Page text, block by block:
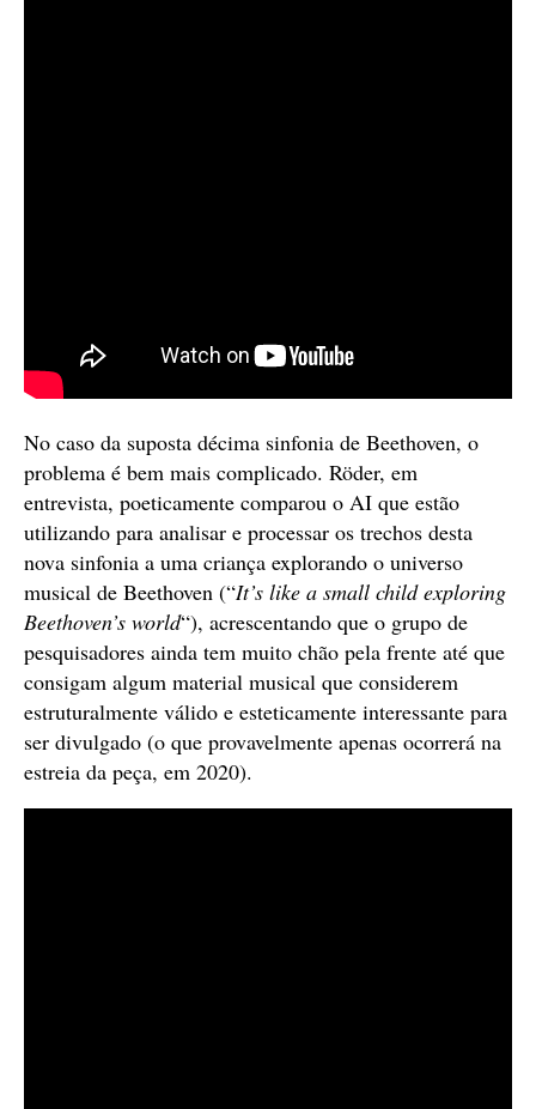
No caso da suposta décima sinfonia de Beethoven, o
problema é bem mais complicado. Röder, em
entrevista, poeticamente comparou o AI que estão
utilizando para analisar e processar os trechos desta
nova sinfonia a uma criança explorando o universo
musical de Beethoven (“It’s like a small child exploring
Beethoven’s world“), acrescentando que o grupo de
pesquisadores ainda tem muito chão pela frente até que
consigam algum material musical que considerem
estruturalmente válido e esteticamente interessante para
ser divulgado (o que provavelmente apenas ocorrerá na
estreia da peça, em 2020).